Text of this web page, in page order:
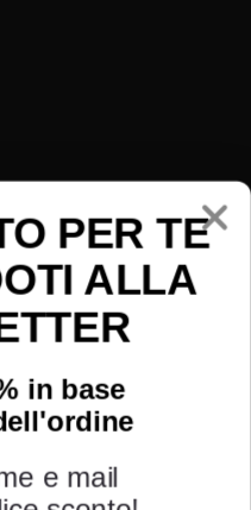
PER TE
ALLA
in base
e mail